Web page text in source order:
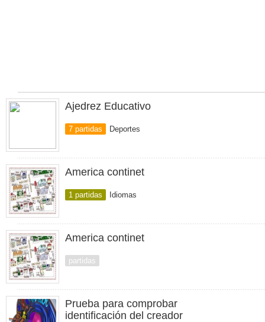
Ajedrez Educativo
7 partidas Deportes
America continet
1 partidas Idiomas
America continet
partidas
Prueba para comprobar
identificación del creador